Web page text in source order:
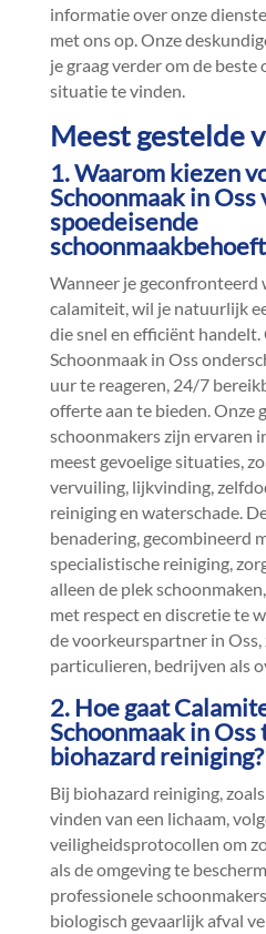
informatie over onze
met ons op.​ Onze
je graag verder om de
situatie te vinden.​
Meest gestelde
1.​ Waarom kiezen
Schoonmaak in
spoedeisende
Wanneer je geconfronteerd
calamiteit, wil je natuurlijk
die snel en efficiënt
Schoonmaak in Oss
uur te reageren, 24/7
offerte aan te bieden.​ Onze
schoonmakers zijn ervaren
meest gevoelige situaties,
vervuiling, lijkvinding,
reiniging en waterschade.​
benadering, gecombineerd
specialistische reiniging,
alleen de plek
met respect en discretie te
de voorkeurspartner in
particulieren, bedrijven als
2.​ Hoe gaat
Schoonmaak in
biohazard reiniging?
Bij biohazard reiniging,
vinden van een lichaam,
veiligheidsprotocollen om
als de omgeving te
professionele
biologisch gevaarlijk afval